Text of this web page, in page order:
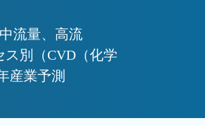
流量、高流
別（CVD（化学
産業予測